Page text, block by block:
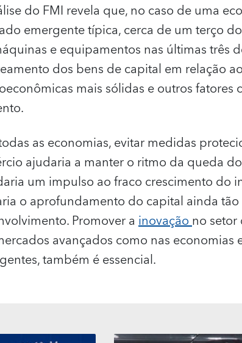
do FMI revela que, no caso de uma
emergente típica, cerca de um terço
e equipamentos nas últimas três
dos bens de capital em relação
mais sólidas e outros
as economias, evitar medidas
ajudaria a manter o ritmo da queda
um impulso ao fraco crescimento do
o aprofundamento do capital ainda tão
Promover a inovaçãono
avançados como nas
também é essencial.